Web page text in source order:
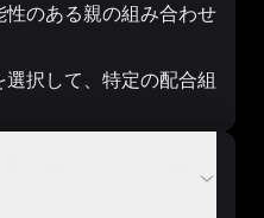
のある親の組み合わせ
択して、特定の配合組